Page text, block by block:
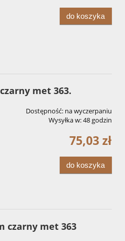
do koszyka
met 363.
Dostępność: na wyczerpaniu
Wysyłka w:48 godzin
75,03 zł
do koszyka
czarny met 363